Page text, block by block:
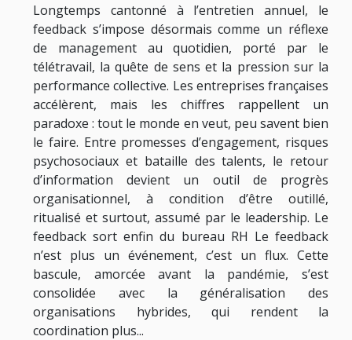
Longtemps cantonné à l’entretien annuel, le
feedback s’impose désormais comme un réflexe
de management au quotidien, porté par le
télétravail, la quête de sens et la pression sur la
performance collective. Les entreprises françaises
accélèrent, mais les chiffres rappellent un
paradoxe : tout le monde en veut, peu savent bien
le faire. Entre promesses d’engagement, risques
psychosociaux et bataille des talents, le retour
d’information devient un outil de progrès
organisationnel, à condition d’être outillé,
ritualisé et surtout, assumé par le leadership. Le
feedback sort enfin du bureau RH Le feedback
n’est plus un événement, c’est un flux. Cette
bascule, amorcée avant la pandémie, s’est
consolidée avec la généralisation des
organisations hybrides, qui rendent la
coordination plus...